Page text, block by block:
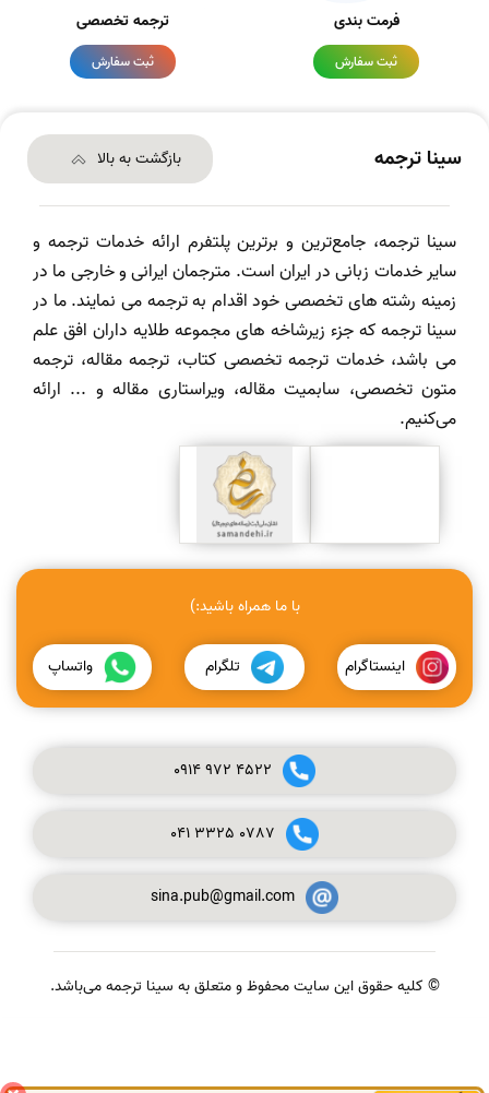
فرمت بندی
ثبت سفارش
ترجمه تخصصی
ثبت سفارش
سینا ترجمه بازگشت به بالا
سینا ترجمه، جامع‌ترین و برترین پلتفرم ارائه خدمات ترجمه و
سایر خدمات زبانی در ایران است. مترجمان ایرانی و خارجی ما در
زمینه رشته های تخصصی خود اقدام به ترجمه می نمایند. ما در
سینا ترجمه که جزء زیرشاخه های مجموعه طلایه داران افق علم
می باشد، خدمات ترجمه تخصصی کتاب، ترجمه مقاله، ترجمه
متون تخصصی، سابمیت مقاله، ویراستاری مقاله و ... ارائه
می‌کنیم.
با ما همراه باشید:)
اینستاگرام تلگرام واتساپ
0914972 4522
041 3325 0787
sina.pub@gmail.com
© کلیه حقوق این سایت محفوظ و متعلق به سینا ترجمه می‌باشد.